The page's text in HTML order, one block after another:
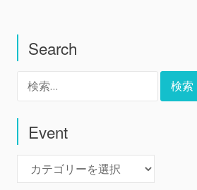
ナ
ビ
ゲ
ー
Search
Event